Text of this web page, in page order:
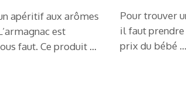
apéritif aux arômes
est
faut. Ce produit …
Pour trouver
il faut
prix du bébé …